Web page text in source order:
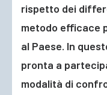
rispetto dei
metodo efficace
al Paese. In
pronta a
modalità di